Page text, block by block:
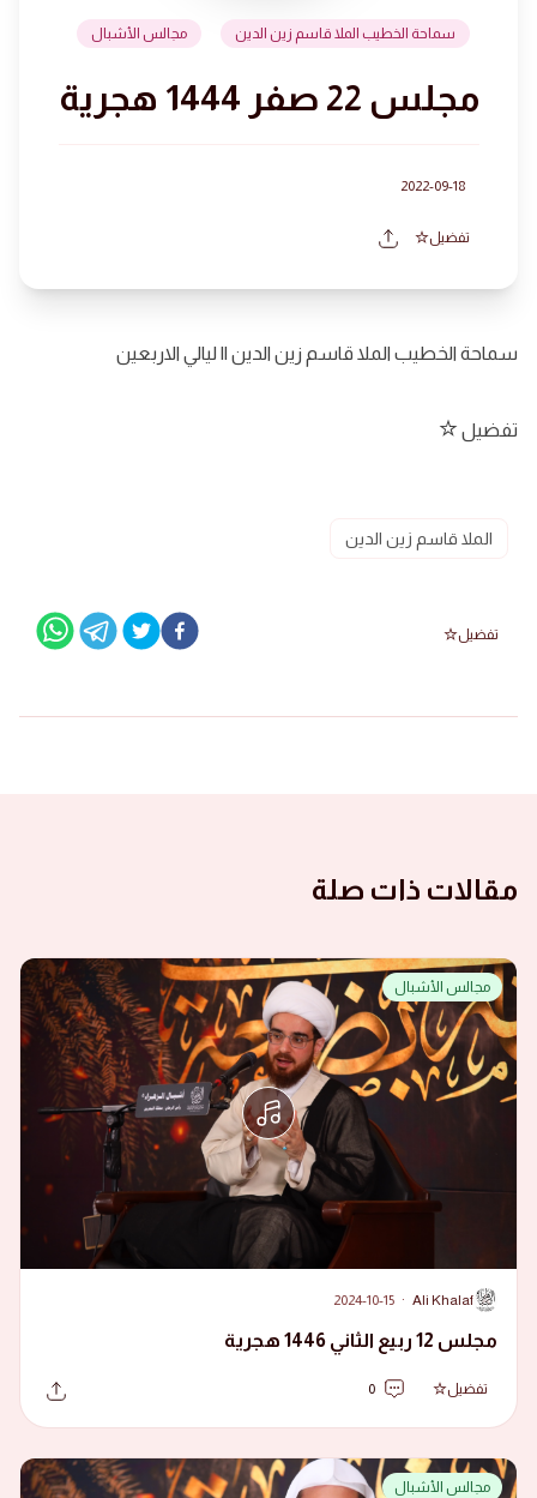
سماحة الخطيب الملا قاسم زين الدين مجالس الأشبال
مجلس 22 صفر 1444 هجرية
2022-09-18
تفضيل
سماحة الخطيب الملا قاسم زين الدين || ليالي الاربعين
تفضيل
الملا قاسم زين الدين
تفضيل
مقالات ذات صلة
مجالس الأشبال
A
Ali Khalaf
·
2024-10-15
مجلس 12 ربيع الثاني 1446 هجرية
تفضيل 0
مجالس الأشبال